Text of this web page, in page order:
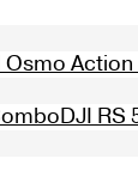
Osmo Action
DJI RS